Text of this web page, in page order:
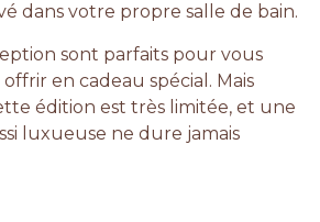
dans votre propre salle de bain.
sont parfaits pour vous
en cadeau spécial. Mais
édition est très limitée, et une
luxueuse ne dure jamais